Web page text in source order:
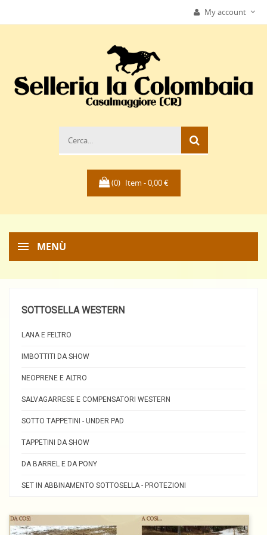
My account
(0) Item -0,00 €
MENÙ
SOTTOSELLA WESTERN
LANA E FELTRO
IMBOTTITI DA SHOW
NEOPRENE E ALTRO
SALVAGARRESE E COMPENSATORI WESTERN
SOTTO TAPPETINI - UNDER PAD
TAPPETINI DA SHOW
DA BARREL E DA PONY
SET IN ABBINAMENTO SOTTOSELLA - PROTEZIONI